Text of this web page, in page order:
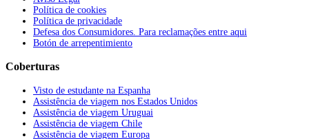
Política de cookies
Política de privacidade
Defesa dos Consumidores. Para reclamações entre aqui
Botón de arrepentimiento
Coberturas
Visto de estudante na Espanha
Assistência de viagem nos Estados Unidos
Assistência de viagem Uruguai
Assistência de viagem Chile
Assistência de viagem Europa